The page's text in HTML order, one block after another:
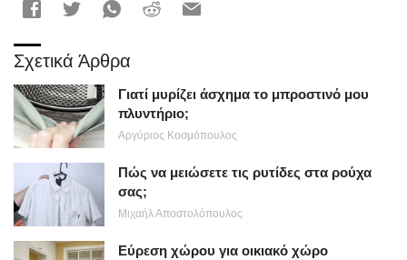
Σχετικά Άρθρα
Γιατί μυρίζει άσχημα το μπροστινό μου
πλυντήριο;
Αργύριος Κοσμόπουλος
Πώς να μειώσετε τις ρυτίδες στα ρούχα
σας;
Μιχαήλ Αποστολόπουλος
Εύρεση χώρου για οικιακό χώρο